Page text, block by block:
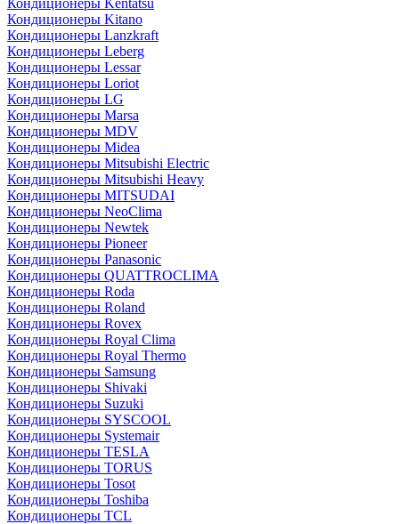
Кондиционеры Kitano
Кондиционеры Lanzkraft
Кондиционеры Leberg
Кондиционеры Lessar
Кондиционеры Loriot
Кондиционеры LG
Кондиционеры Marsa
Кондиционеры MDV
Кондиционеры Midea
Кондиционеры Mitsubishi Electric
Кондиционеры Mitsubishi Heavy
Кондиционеры MITSUDAI
Кондиционеры NeoClima
Кондиционеры Newtek
Кондиционеры Pioneer
Кондиционеры Panasonic
Кондиционеры QUATTROCLIMA
Кондиционеры Roda
Кондиционеры Roland
Кондиционеры Rovex
Кондиционеры Royal Clima
Кондиционеры Royal Thermo
Кондиционеры Samsung
Кондиционеры Shivaki
Кондиционеры Suzuki
Кондиционеры SYSCOOL
Кондиционеры Systemair
Кондиционеры TESLA
Кондиционеры TORUS
Кондиционеры Tosot
Кондиционеры Toshiba
Кондиционеры TCL